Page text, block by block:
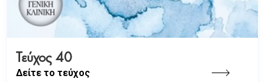
Τεύχος 40
Δείτε το τεύχος